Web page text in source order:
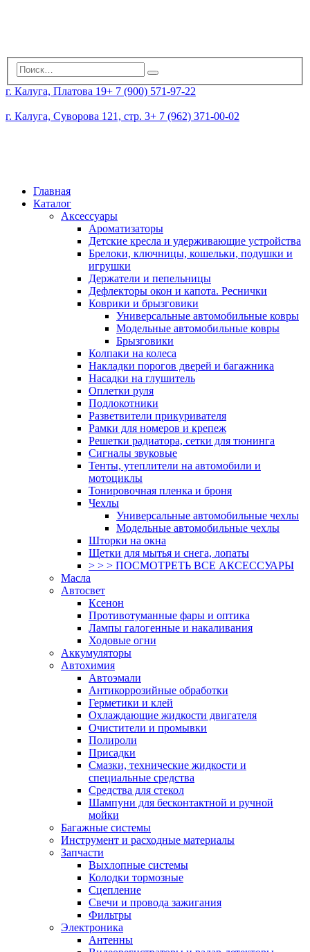
г. Калуга, Платова 19+ 7 (900) 571-97-22
г. Калуга, Суворова 121, стр. 3+ 7 (962) 371-00-02
Главная
Каталог
Аксессуары
Ароматизаторы
Детские кресла и удерживающие устройства
Брелоки, ключницы, кошельки, подушки и
игрушки
Держатели и пепельницы
Дефлекторы окон и капота. Реснички
Коврики и брызговики
Универсальные автомобильные ковры
Модельные автомобильные ковры
Брызговики
Колпаки на колеса
Накладки порогов дверей и багажника
Насадки на глушитель
Оплетки руля
Подлокотники
Разветвители прикуривателя
Рамки для номеров и крепеж
Решетки радиатора, сетки для тюнинга
Сигналы звуковые
Тенты, утеплители на автомобили и
мотоциклы
Тонировочная пленка и броня
Чехлы
Универсальные автомобильные чехлы
Модельные автомобильные чехлы
Шторки на окна
Щетки для мытья и снега, лопаты
> > > ПОСМОТРЕТЬ ВСЕ АКСЕССУАРЫ
Масла
Автосвет
Ксенон
Противотуманные фары и оптика
Лампы галогенные и накаливания
Ходовые огни
Аккумуляторы
Автохимия
Автоэмали
Антикоррозийные обработки
Герметики и клей
Охлаждающие жидкости двигателя
Очистители и промывки
Полироли
Присадки
Смазки, технические жидкости и
специальные средства
Средства для стекол
Шампуни для бесконтактной и ручной
мойки
Багажные системы
Инструмент и расходные материалы
Запчасти
Выхлопные системы
Колодки тормозные
Сцепление
Свечи и провода зажигания
Фильтры
Электроника
Антенны